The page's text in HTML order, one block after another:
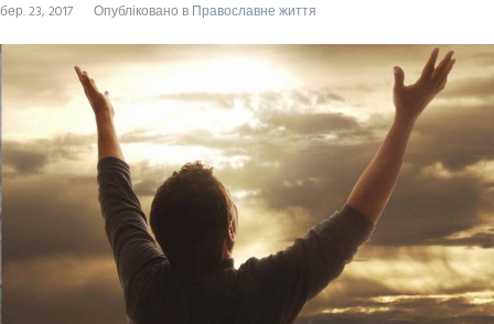
бер. 23, 2017 Опубліковано в Православне життя